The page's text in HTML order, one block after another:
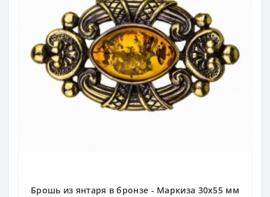
Брошь из янтаря в бронзе - Маркиза 30х55 мм